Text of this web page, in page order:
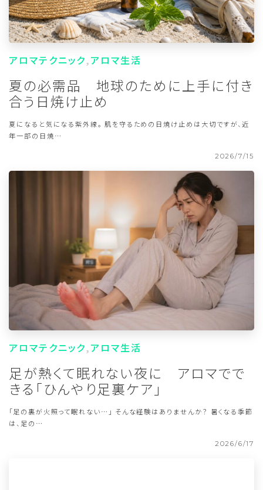
アロマテクニック アロマ生活
夏の必需品 地球のために上手に付き
合う日焼け止め
夏になると気になる紫外線。 肌を守るための日焼け止めは大切ですが、近
年一部の日焼…
2026/7/15
アロマテクニック アロマ生活
足が熱くて眠れない夜に アロマでで
きる「ひんやり足裏ケア」
「足の裏が火照って眠れない…」 そんな経験はありませんか？ 暑くなる季節
は、足の…
2026/6/17